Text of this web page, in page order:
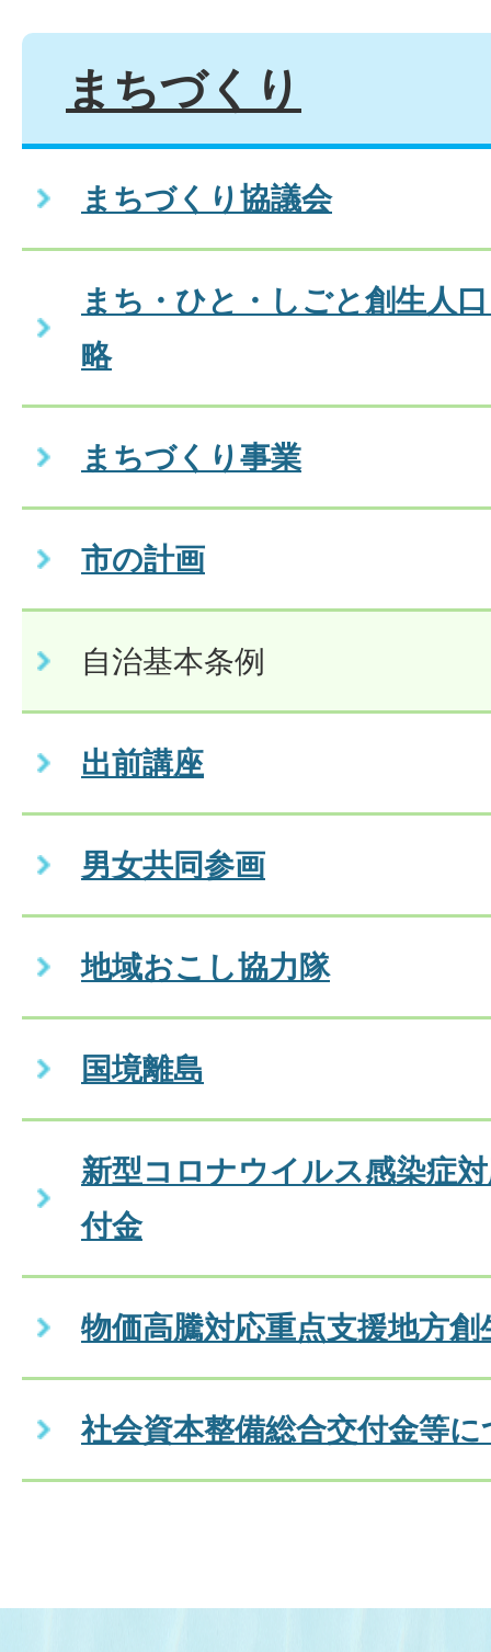
まちづくり
まちづくり協議会
まち・ひと・しごと創生人
略
まちづくり事業
市の計画
自治基本条例
出前講座
男女共同参画
地域おこし協力隊
国境離島
新型コロナウイルス感染症
付金
物価高騰対応重点支援地方創
社会資本整備総合交付金等